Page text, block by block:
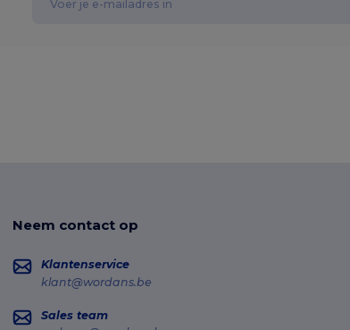
Neem contact op
Klantenservice
klant@wordans.be
Sales team